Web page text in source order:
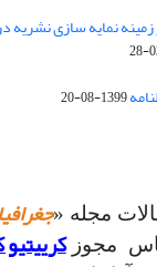
نمایه سازی نشریه
1399-08-20
مجله «
مجوزکرییتیو